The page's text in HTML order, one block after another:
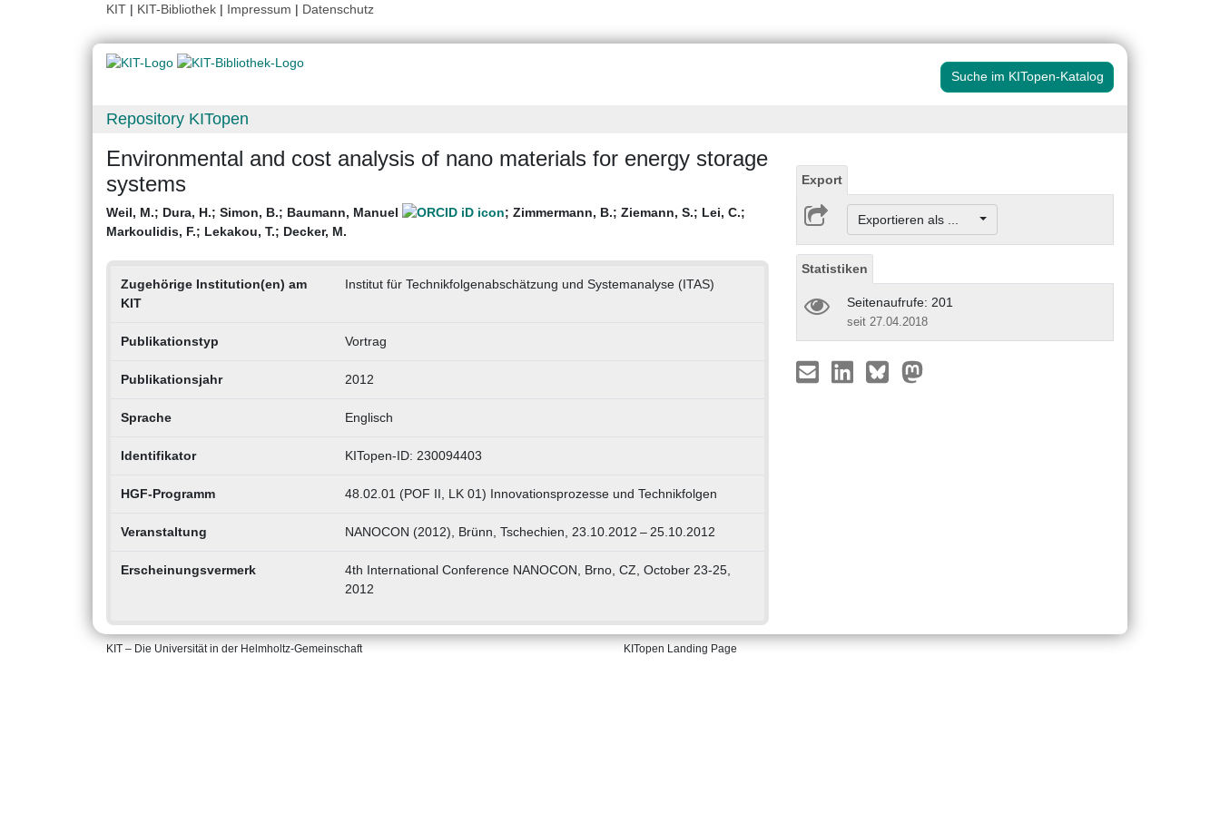
KIT | KIT-Bibliothek | Impressum | Datenschutz
Suche im KITopen-Katalog
Repository KITopen
Environmental and cost analysis of nano materials for energy storage
systems
Weil, M.; Dura, H.; Simon, B.; Baumann, Manuel ; Zimmermann, B.; Ziemann, S.; Lei, C.;
Markoulidis, F.; Lekakou, T.; Decker, M.
Zugehörige Institution(en) am
KIT
Institut für Technikfolgenabschätzung und Systemanalyse (ITAS)
Publikationstyp Vortrag
Publikationsjahr 2012
Sprache Englisch
Identifikator KITopen-ID: 230094403
HGF-Programm 48.02.01 (POF II, LK 01) Innovationsprozesse und Technikfolgen
Veranstaltung NANOCON (2012), Brünn, Tschechien, 23.10.2012 – 25.10.2012
Erscheinungsvermerk
4th International Conference NANOCON, Brno, CZ, October 23-25,
2012
Export
Exportieren als ...
Statistiken
Seitenaufrufe: 201
seit 27.04.2018
KIT – Die Universität in der Helmholtz-Gemeinschaft KITopen Landing Page